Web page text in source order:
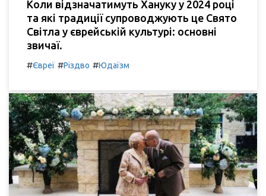
Коли відзначатимуть Хануку у 2024 році
та які традиції супроводжують це Свято
Світла у єврейській культурі: основні
звичаї.
#Євреї #Різдво #Юдаїзм